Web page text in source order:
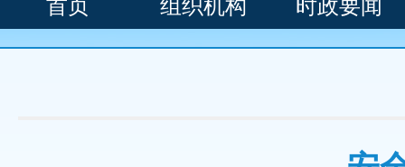
首页 组织机构 时政要闻